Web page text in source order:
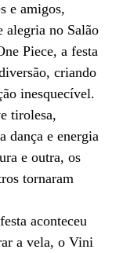
e amigos,
alegria no Salão
Piece, a festa
criando
inesquecível.
tirolesa,
dança e energia
e outra, os
tornaram
aconteceu
a vela, o Vini